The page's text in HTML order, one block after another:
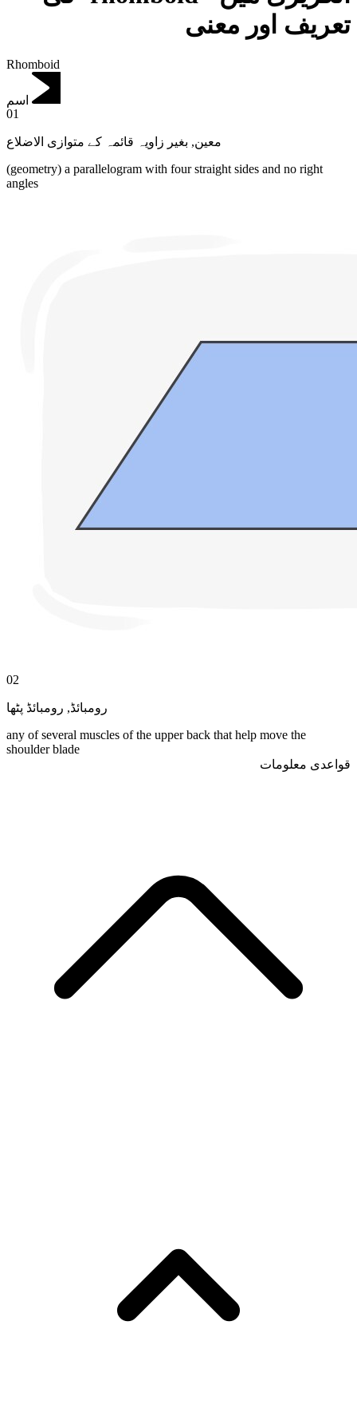
تعریف اور معنی
Rhomboid
اسم
01
معین, بغیر زاویہ قائمہ کے متوازی الاضلاع
(geometry) a parallelogram with four straight sides and no right
angles
02
رومبائڈ, رومبائڈ پٹھا
any of several muscles of the upper back that help move the
shoulder blade
قواعدی معلومات